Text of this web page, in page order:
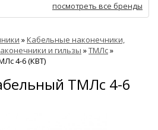
посмотреть все бренды
»Кабельные наконечники,
и гильзы »ТМЛс»
4-6 (КВТ)
ТМЛс 4-6